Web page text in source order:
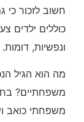
חשוב לזכור כי
כוללים ילדים
ונפשיות, דומות.
מה הוא הגיל
משפחתיים?
משפחתי כואב